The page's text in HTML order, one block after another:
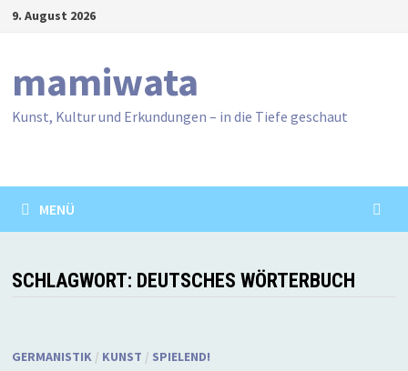
Zum9. August 2026
mamiwata
Kunst, Kultur und Erkundungen – in die Tiefe geschaut
MENÜ
SCHLAGWORT: DEUTSCHES WÖRTERBUCH
GERMANISTIK/ KUNST / SPIELEND!